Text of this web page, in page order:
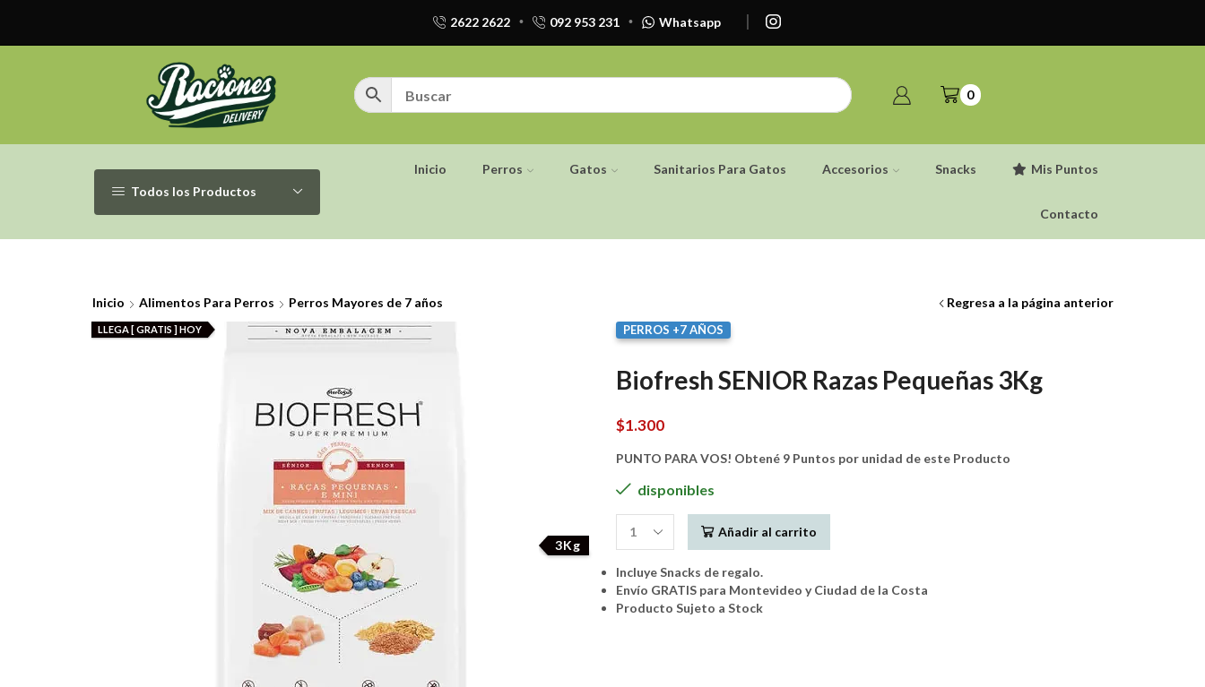
2622 2622 092 953 231 Whatsapp
0
Todos los Productos
Inicio Perros Gatos Sanitarios Para Gatos Accesorios Snacks Mis Puntos
Contacto
Inicio Alimentos Para Perros Perros Mayores de 7 años Regresa a la página anterior
3Kg
LLEGA [ GRATIS ] HOY PERROS +7 AÑOS
Biofresh SENIOR Razas Pequeñas 3Kg
$1.300
PUNTO PARA VOS! Obtené 9 Puntos por unidad de este Producto
disponibles
Biofresh
Razas
Pequeñas
3Kg
Añadir al carrito
Incluye Snacks de regalo.
Envío GRATIS para Montevideo y Ciudad de la Costa
Producto Sujeto a Stock